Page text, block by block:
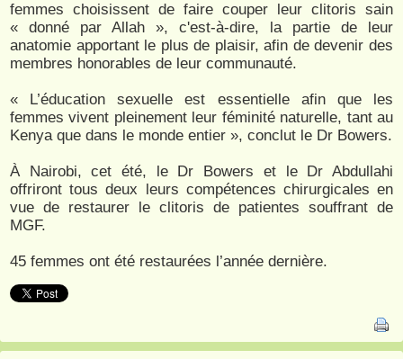
femmes choisissent de faire couper leur clitoris sain
« donné par Allah », c'est-à-dire, la partie de leur
anatomie apportant le plus de plaisir, afin de devenir des
membres honorables de leur communauté.
« L’éducation sexuelle est essentielle afin que les
femmes vivent pleinement leur féminité naturelle, tant au
Kenya que dans le monde entier », conclut le Dr Bowers.
À Nairobi, cet été, le Dr Bowers et le Dr Abdullahi
offriront tous deux leurs compétences chirurgicales en
vue de restaurer le clitoris de patientes souffrant de
MGF.
45 femmes ont été restaurées l’année dernière.